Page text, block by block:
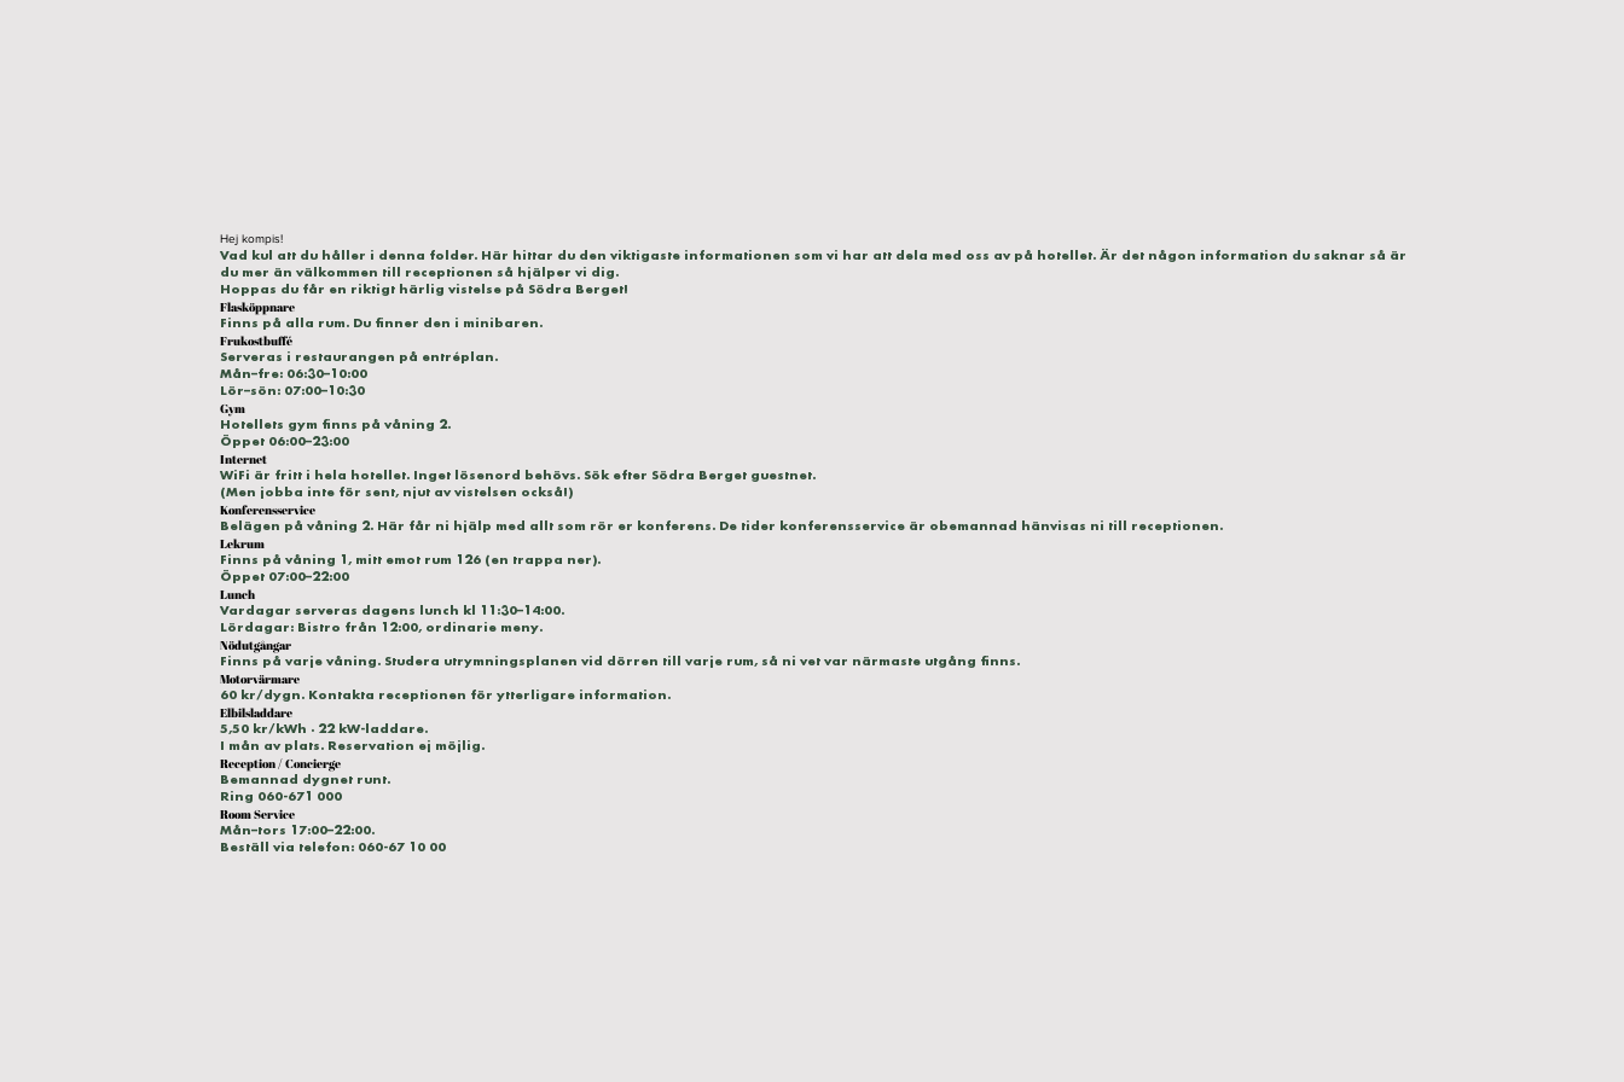
Hej kompis!
Vad kul att du håller i denna folder. Här hittar du den viktigaste informationen som vi har att dela med oss av på hotellet. Är det någon information du saknar så är
du mer än välkommen till receptionen så hjälper vi dig.
Hoppas du får en riktigt härlig vistelse på Södra Berget!
Flasköppnare
Finns på alla rum. Du finner den i minibaren.
Frukostbuffé
Serveras i restaurangen på entréplan.
Mån–fre: 06:30–10:00
Lör–sön: 07:00–10:30
Gym
Hotellets gym finns på våning 2.
Öppet 06:00–23:00
Internet
WiFi är fritt i hela hotellet. Inget lösenord behövs. Sök efter Södra Berget guestnet.
(Men jobba inte för sent, njut av vistelsen också!)
Konferensservice
Belägen på våning 2. Här får ni hjälp med allt som rör er konferens. De tider konferensservice är obemannad hänvisas ni till receptionen.
Lekrum
Finns på våning 1, mitt emot rum 126 (en trappa ner).
Öppet 07:00–22:00
Lunch
Vardagar serveras dagens lunch kl 11:30–14:00.
Lördagar: Bistro från 12:00, ordinarie meny.
Nödutgångar
Finns på varje våning. Studera utrymningsplanen vid dörren till varje rum, så ni vet var närmaste utgång finns.
Motorvärmare
60 kr/dygn. Kontakta receptionen för ytterligare information.
Elbilsladdare
5,50 kr/kWh · 22 kW-laddare.
I mån av plats. Reservation ej möjlig.
Reception / Concierge
Bemannad dygnet runt.
Ring 060-671 000
Room Service
Mån–tors 17:00–22:00.
Beställ via telefon: 060-67 10 00